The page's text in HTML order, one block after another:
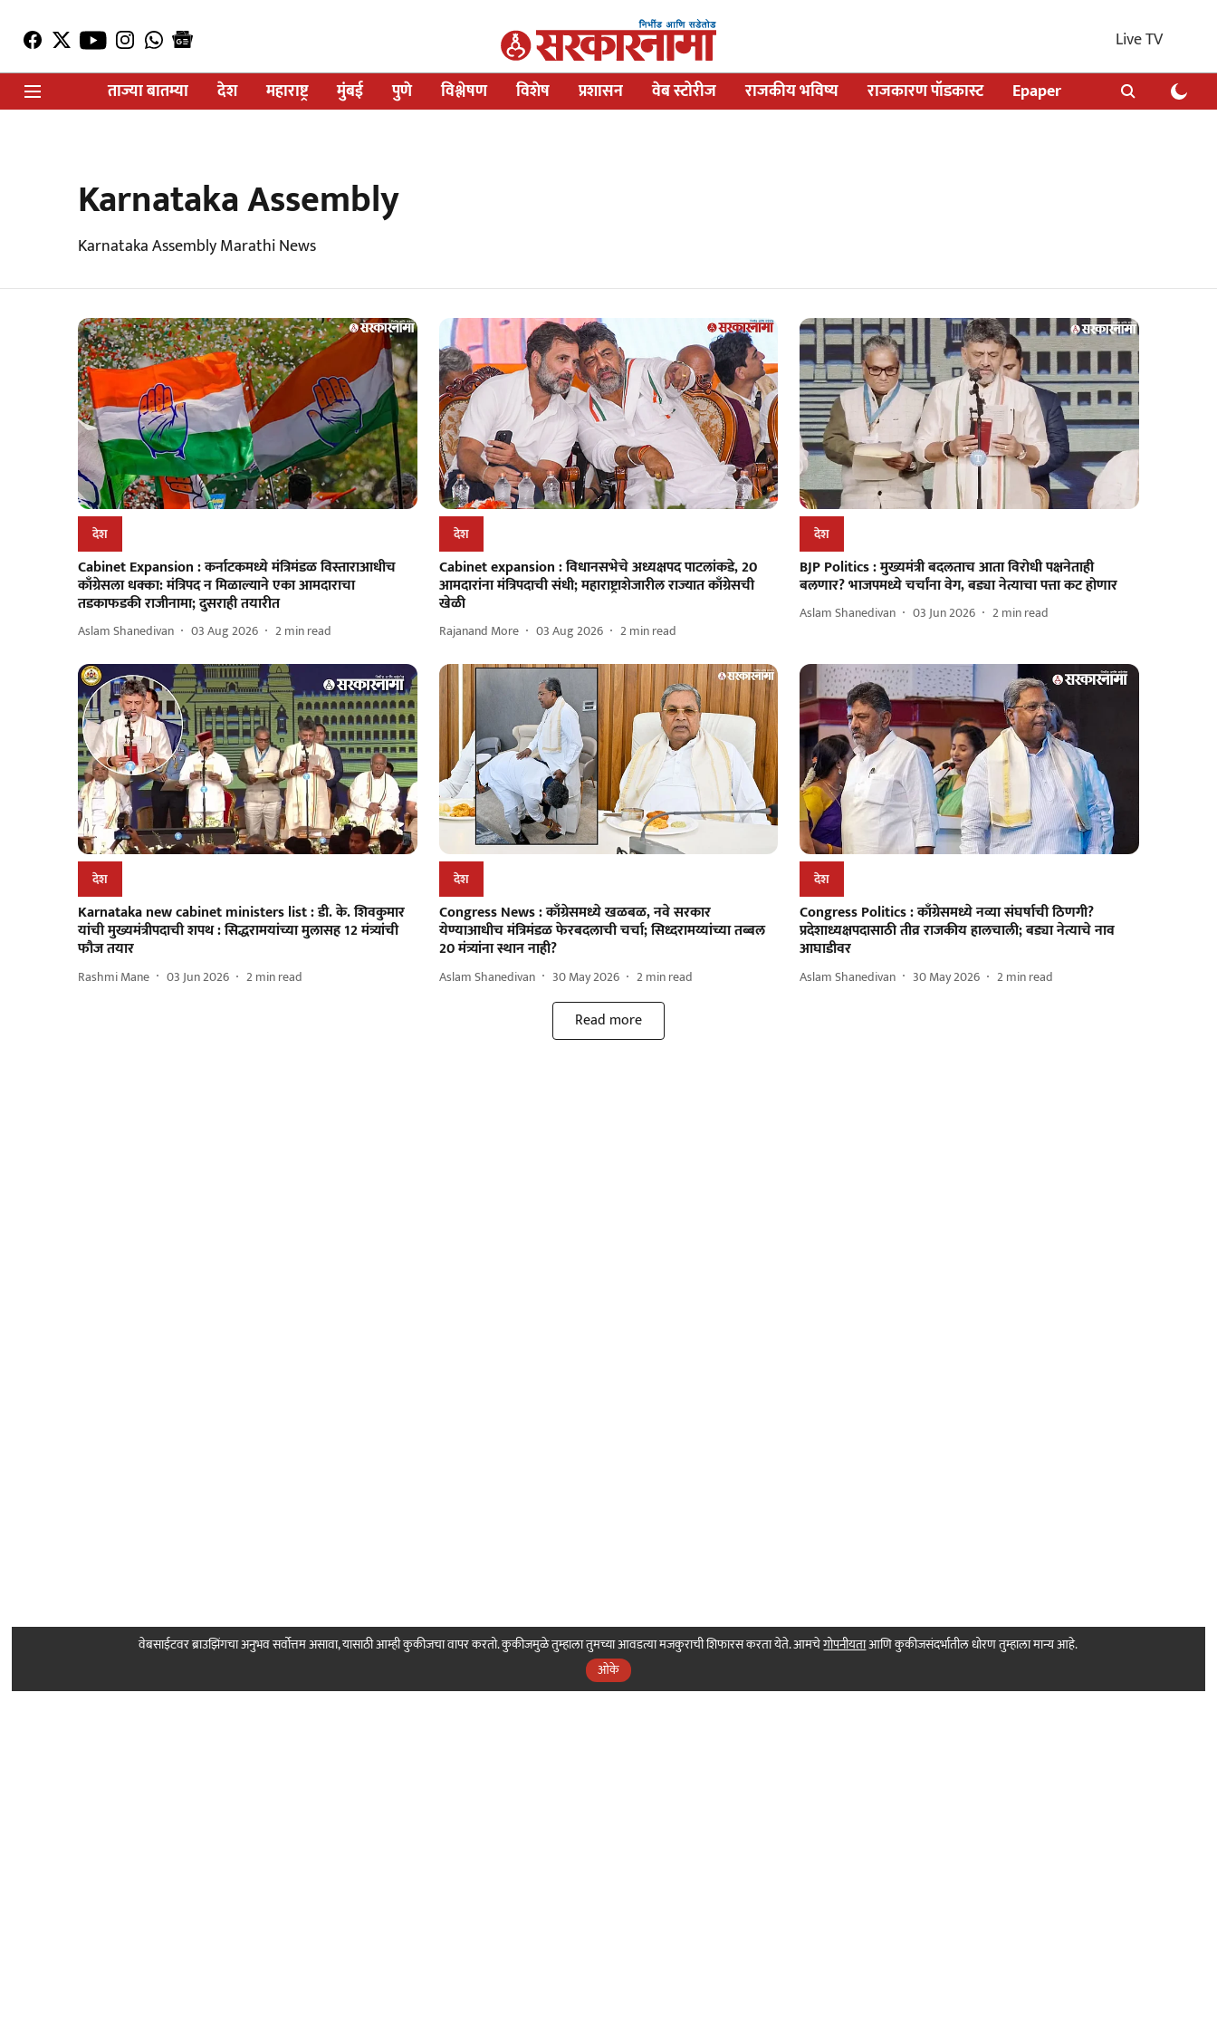
Live TV
ताज्या बातम्या
देश महाराष्ट्र मुंबई पुणे विश्लेषण विशेष प्रशासन वेब स्टोरीज राजकीय भविष्य राजकारण पॉडकास्ट Epaper
Karnataka Assembly
Karnataka Assembly Marathi News
देश
Cabinet Expansion : कर्नाटकमध्ये मंत्रिमंडळ विस्ताराआधीच
काँग्रेसला धक्का: मंत्रिपद न मिळाल्याने एका आमदाराचा
तडकाफडकी राजीनामा; दुसराही तयारीत
Aslam Shanedivan 03 Aug 2026 2min read
देश
Cabinet expansion : विधानसभेचे अध्यक्षपद पाटलांकडे, 20
आमदारांना मंत्रिपदाची संधी; महाराष्ट्राशेजारील राज्यात काँग्रेसची
खेळी
Rajanand More 03 Aug 2026 2min read
देश
BJP Politics : मुख्यमंत्री बदलताच आता विरोधी पक्षनेताही
बलणार? भाजपमध्ये चर्चांना वेग, बड्या नेत्याचा पत्ता कट होणार
Aslam Shanedivan 03 Jun 2026 2min read
देश
Karnataka new cabinet ministers list : डी. के. शिवकुमार
यांची मुख्यमंत्रीपदाची शपथ : सिद्धरामयांच्या मुलासह 12 मंत्र्यांची
फौज तयार
Rashmi Mane 03 Jun 2026 2min read
देश
Congress News : काँग्रेसमध्ये खळबळ, नवे सरकार
येण्याआधीच मंत्रिमंडळ फेरबदलाची चर्चा; सिध्दरामय्यांच्या तब्बल
20 मंत्र्यांना स्थान नाही?
Aslam Shanedivan 30 May 2026 2min read
देश
Congress Politics : काँग्रेसमध्ये नव्या संघर्षाची ठिणगी?
प्रदेशाध्यक्षपदासाठी तीव्र राजकीय हालचाली; बड्या नेत्याचे नाव
आघाडीवर
Aslam Shanedivan 30 May 2026 2min read
Read more
वेबसाईटवर ब्राउझिंगचा अनुभव सर्वोत्तम असावा, यासाठी आम्ही कुकीजचा वापर करतो. कुकीजमुळे तुम्हाला तुमच्या आवडत्या मजकुराची शिफारस करता येते. आमचेगोपनीयताआणि कुकीजसंदर्भातील धोरण तुम्हाला मान्य आहे.
ओके